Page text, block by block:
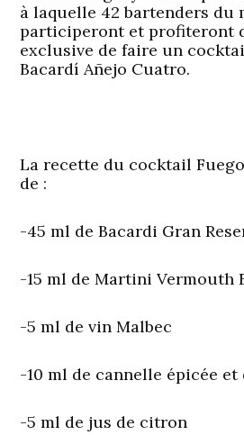
à laquelle 42 bartenders du
participeront et profiteront
exclusive de faire un
Bacardí Añejo Cuatro.
La recette du cocktail
de :
-45 ml de Bacardi Gran
-15 ml de Martini Vermouth
-5 ml de vin Malbec
-10 ml de cannelle épicée et
-5 ml de jus de citron